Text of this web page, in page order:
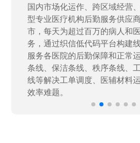
国家“一五”期间156个重点项
高新技术企业，在信息化升级
量“小、散、碎”的信息化需求，
力资源进行开发，通过引入织
决当下遇到的各类业务难题，
效率。